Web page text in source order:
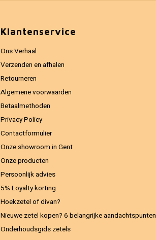
Klantenservice
Ons Verhaal
Verzenden en afhalen
Retourneren
Algemene voorwaarden
Betaalmethoden
Privacy Policy
Contactformulier
Onze showroom in Gent
Onze producten
Persoonlijk advies
5% Loyalty korting
Hoekzetel of divan?
Nieuwe zetel kopen? 6 belangrijke aandachtspunten
Onderhoudsgids zetels